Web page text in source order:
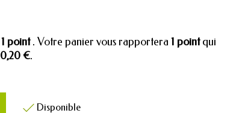
1 point . Votre panier vous rapportera 1 pointqui
0,20 €.
 Disponible